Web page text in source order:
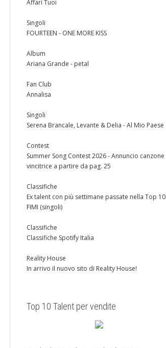
Affari Tuoi
Singoli
FOURTEEN - ONE MORE KISS
Album
Ariana Grande - petal
Fan Club
Annalisa
Singoli
Serena Brancale, Levante & Delia - Al Mio Paese
Contest
Summer Song Contest 2026 - Annuncio canzone
vincitrice a partire da pag. 25
Classifiche
Ex talent con più settimane passate nella Top 10
FIMI (singoli)
Classifiche
Classifiche Spotify Italia
Reality House
In arrivo il nuovo sito di Reality House!
Top 10 Talent per vendite